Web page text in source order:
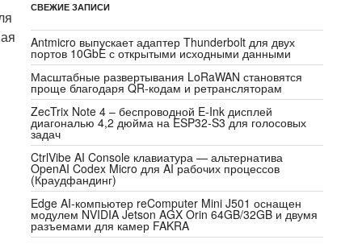
СВЕЖИЕ ЗАПИСИ
Antmicro выпускает адаптер Thunderbolt для двух
портов 10GbE с открытыми исходными данными
Масштабные развертывания LoRaWAN становятся
проще благодаря QR-кодам и ретрансляторам
ZecTrix Note 4 – беспроводной E-Ink дисплей
диагональю 4,2 дюйма на ESP32-S3 для голосовых
задач
CtrlVibe AI Console клавиатура — альтернатива
OpenAI Codex Micro для AI рабочих процессов
(Краудфандинг)
Edge AI-компьютер reComputer Mini J501 оснащен
модулем NVIDIA Jetson AGX Orin 64GB/32GB и двумя
разъемами для камер FAKRA